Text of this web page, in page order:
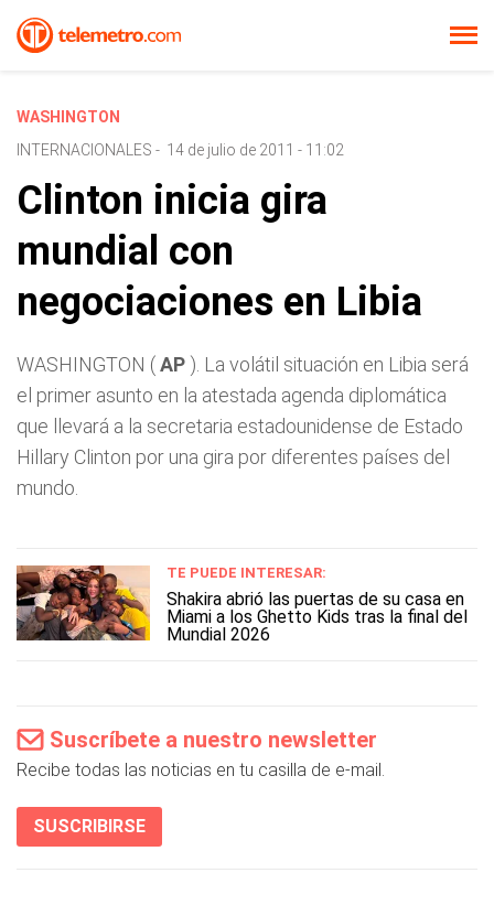
WASHINGTON
INTERNACIONALES - 14 de julio de 2011 - 11:02
Clinton inicia gira
mundial con
negociaciones en Libia
WASHINGTON (AP ). La volátil situación en Libia será
el primer asunto en la atestada agenda diplomática
que llevará a la secretaria estadounidense de Estado
Hillary Clinton por una gira por diferentes países del
mundo.
TE PUEDE INTERESAR:
Shakira abrió las puertas de su casa en
Miami a los Ghetto Kids tras la final del
Mundial 2026
Suscríbete a nuestro newsletter
Recibe todas las noticias en tu casilla de e-mail.
SUSCRIBIRSE